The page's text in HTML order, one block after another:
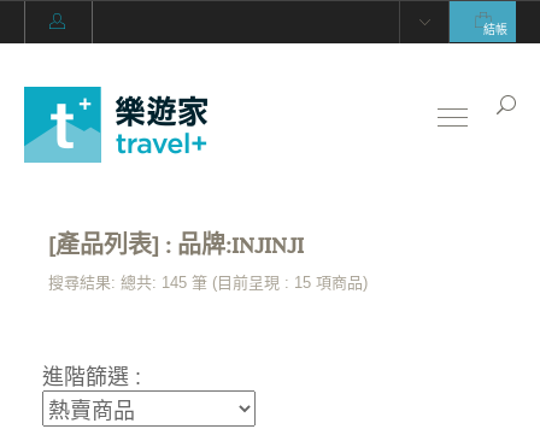
結帳
[產品列表] : 品牌:INJINJI
搜尋結果: 總共: 145 筆 (目前呈現 : 15 項商品)
進階篩選 :